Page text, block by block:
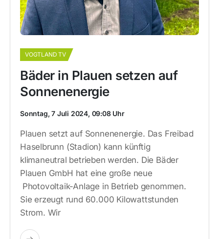
VOGTLAND TV
Bäder in Plauen setzen auf
Sonnenenergie
Sonntag, 7 Juli 2024, 09:08 Uhr
Plauen setzt auf Sonnenenergie. Das Freibad
Haselbrunn (Stadion) kann künftig
klimaneutral betrieben werden. Die Bäder
Plauen GmbH hat eine große neue
Photovoltaik-Anlage in Betrieb genommen.
Sie erzeugt rund 60.000 Kilowattstunden
Strom. Wir